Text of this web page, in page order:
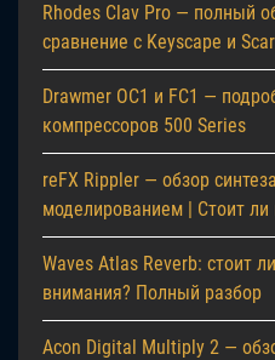
Rhodes Clav Pro — полный
сравнение с Keyscape и
Drawmer OC1 и FC1 —
компрессоров 500 Series
reFX Rippler — обзор
моделированием | Стоит ли
Waves Atlas Reverb: стоит
внимания? Полный разбор
Acon Digital Multiply 2 —